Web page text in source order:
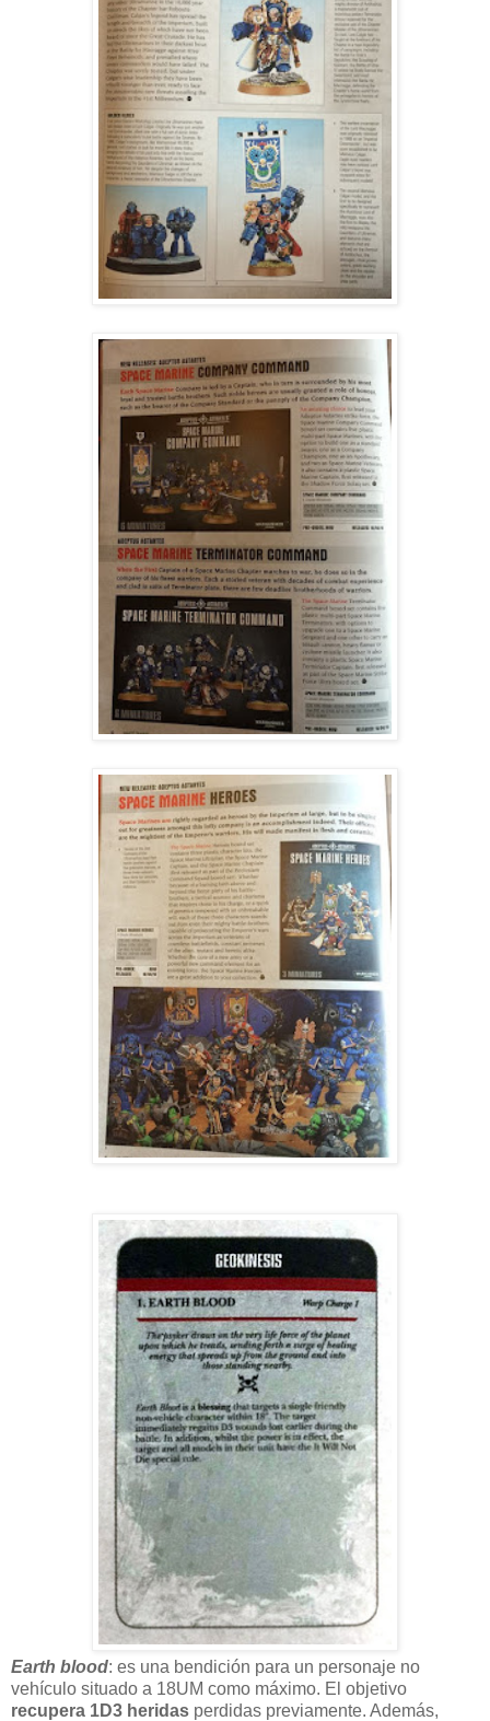
Earth blood: es una bendición para un personaje no
vehículo situado a 18UM como máximo. El objetivo
recupera 1D3 heridas perdidas previamente. Además,